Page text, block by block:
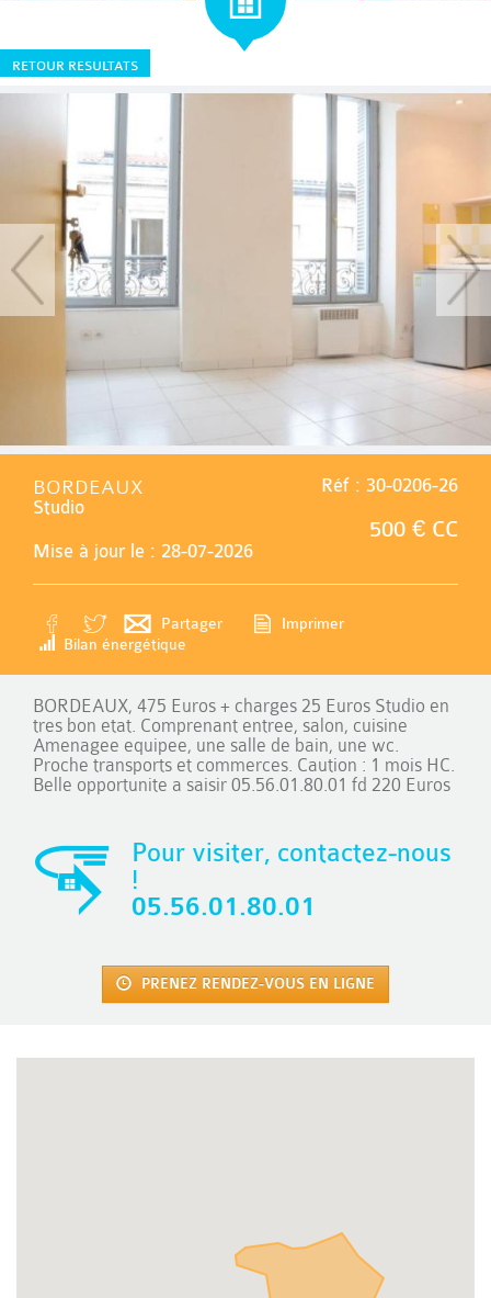
RETOUR RESULTATS
Réf : 30-0206-26
500 € CC
BORDEAUX
Studio
Mise à jour le : 28-07-2026
Partager
Imprimer
Bilan énergétique
BORDEAUX, 475 Euros + charges 25 Euros Studio en
tres bon etat. Comprenant entree, salon, cuisine
Amenagee equipee, une salle de bain, une wc.
Proche transports et commerces. Caution : 1 mois HC.
Belle opportunite a saisir 05.56.01.80.01 fd 220 Euros
Pour visiter, contactez-nous
!
05.56.01.80.01
PRENEZ RENDEZ-VOUS EN LIGNE